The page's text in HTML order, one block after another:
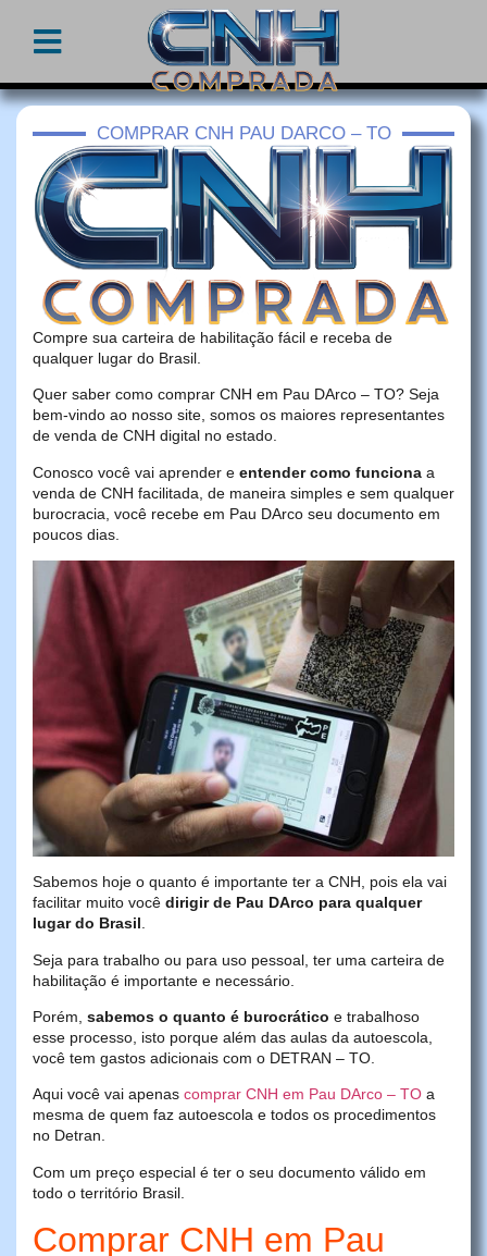
COMPRAR CNH PAU DARCO – TO
Compre sua carteira de habilitação fácil e receba de
qualquer lugar do Brasil.
Quer saber como comprar CNH em Pau DArco – TO? Seja
bem-vindo ao nosso site, somos os maiores representantes
de venda de CNH digital no estado.
Conosco você vai aprender e entender como funciona a
venda de CNH facilitada, de maneira simples e sem qualquer
burocracia, você recebe em Pau DArco seu documento em
poucos dias.
Sabemos hoje o quanto é importante ter a CNH, pois ela vai
facilitar muito você dirigir de Pau DArco para qualquer
lugar do Brasil.
Seja para trabalho ou para uso pessoal, ter uma carteira de
habilitação é importante e necessário.
Porém, sabemos o quanto é burocrático e trabalhoso
esse processo, isto porque além das aulas da autoescola,
você tem gastos adicionais com o DETRAN – TO.
Aqui você vai apenas comprar CNH em Pau DArco – TO a
mesma de quem faz autoescola e todos os procedimentos
no Detran.
Com um preço especial é ter o seu documento válido em
todo o território Brasil.
Comprar CNH em Pau